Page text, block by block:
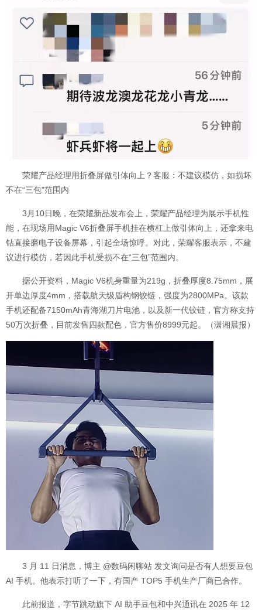
荣耀产品经理用折叠屏做引体向上？客服：不建议模仿，如损坏
不在“三包”范围内
3月10日晚，在荣耀新品发布会上，荣耀产品经理为展示手机性
能，在现场用Magic V6折叠屏手机挂在横杠上做引体向上，还拿来电
钻直接磨电子设备屏幕，引起全场惊呼。对此，荣耀客服表示，不建
议进行模仿，若因此手机受损不在“三包”范围内。
据公开资料，Magic V6机身重量为219g，折叠厚度8.75mm，展
开单边厚度4mm，搭载航天级盾构钢铰链，强度为2800MPa。该款
手机还配备7150mAh青海湖刀片电池，以及新一代铰链，官方称支持
50万次折叠，目前发售四款配色，官方售价8999元起。（潇湘晨报）
3 月 11 日消息，博主 @数码闲聊站 发文询问是否有人想要豆包
AI 手机。他表示打听了一下，有国产 TOP5 手机生产厂商已合作。
此前报道，字节跳动旗下 AI 助手豆包和中兴通讯在 2025 年 12